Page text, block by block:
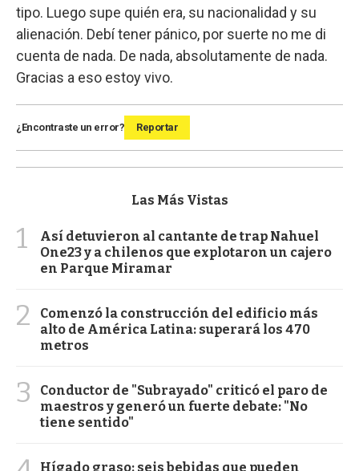
tipo. Luego supe quién era, su nacionalidad y su
alienación. Debí tener pánico, por suerte no me di
cuenta de nada. De nada, absolutamente de nada.
Gracias a eso estoy vivo.
¿Encontraste un error? Reportar
Las Más Vistas
1
Así detuvieron al cantante de trap Nahuel
One23 y a chilenos que explotaron un cajero
en Parque Miramar
2
Comenzó la construcción del edificio más
alto de América Latina: superará los 470
metros
3
Conductor de "Subrayado" criticó el paro de
maestros y generó un fuerte debate: "No
tiene sentido"
Hígado graso: seis bebidas que pueden